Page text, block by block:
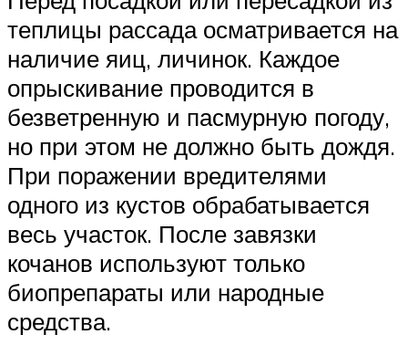
теплицы рассада осматривается на
наличие яиц, личинок. Каждое
опрыскивание проводится в
безветренную и пасмурную погоду,
но при этом не должно быть дождя.
При поражении вредителями
одного из кустов обрабатывается
весь участок. После завязки
кочанов используют только
биопрепараты или народные
средства.